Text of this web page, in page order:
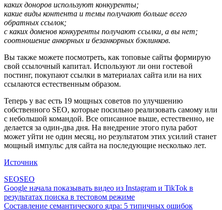
каких доноров используют конкуренты;
какие виды контента и темы получают больше всего
обратных ссылок;
с каких доменов конкуренты получают ссылки, а вы нет;
соотношение анкорных и безанкорных бэклинков.
Вы также можете посмотреть, как топовые сайты формирую
свой ссылочный капитал. Используют ли они гостевой
постинг, покупают ссылки в материалах сайта или на них
ссылаются естественным образом.
Теперь у вас есть 19 мощных советов по улучшению
собственного SEO, которые посильно реализовать самому или
с небольшой командой. Все описанное выше, естественно, не
делается за один-два дня. На внедрение этого пула работ
может уйти не один месяц, но результатом этих усилий станет
мощный импульс для сайта на последующие несколько лет.
Источник
SEOSEO
Google начала показывать видео из Instagram и TikTok в
результатах поиска в тестовом режиме
Составление семантического ядра: 5 типичных ошибок